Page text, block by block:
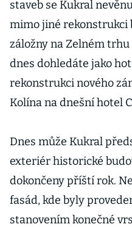
staveb se Kukral
mimo jiné rekonstrukci
záložny na Zelném
dnes dohledáte jako
rekonstrukci nového
Kolína na dnešní hotel
Dnes může Kukral
exteriér historické
dokončeny příští rok.
fasád, kde byly
stanovením konečné